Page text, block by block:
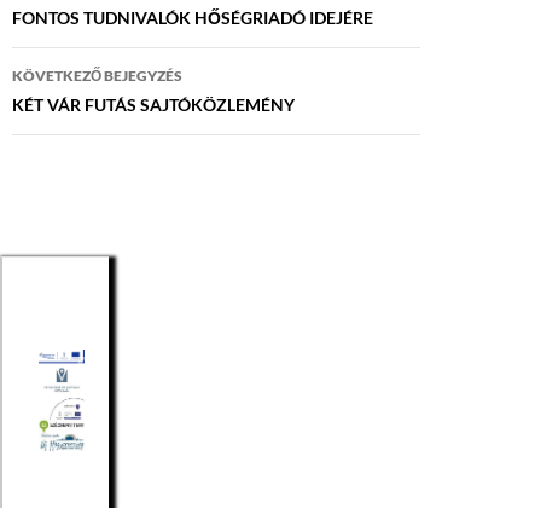
navigáció
FONTOS TUDNIVALÓK HŐSÉGRIADÓ IDEJÉRE
KÖVETKEZŐ BEJEGYZÉS
KÉT VÁR FUTÁS SAJTÓKÖZLEMÉNY